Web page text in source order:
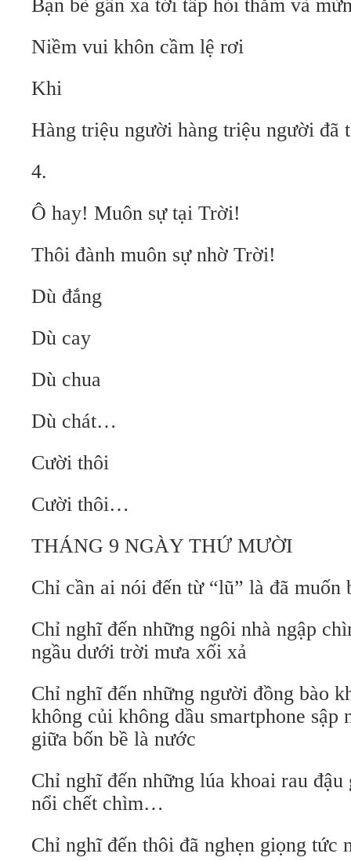
Bạn bè gần xa tới tấp hỏi thăm và
Niềm vui khôn cầm lệ rơi
Khi
Hàng triệu người hàng triệu người đã
4.
Ô hay! Muôn sự tại Trời!
Thôi đành muôn sự nhờ Trời!
Dù đắng
Dù cay
Dù chua
Dù chát…
Cười thôi
Cười thôi…
THÁNG 9 NGÀY THỨ MƯỜI
Chỉ cần ai nói đến từ “lũ” là đã muốn
Chỉ nghĩ đến những ngôi nhà ngập
ngầu dưới trời mưa xối xả
Chỉ nghĩ đến những người đồng bào
không củi không dầu smartphone sập
giữa bốn bề là nước
Chỉ nghĩ đến những lúa khoai rau đậu
nổi chết chìm…
Chỉ nghĩ đến thôi đã nghẹn giọng tức